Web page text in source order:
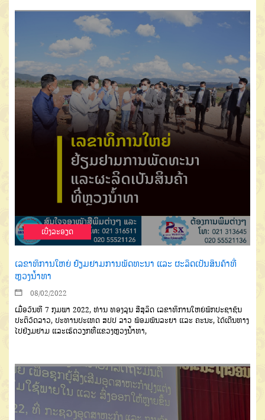
ເບີ່ງລະອຽດ
ເລຂາທິການໃຫຍ່ ຢ້ຽມຢາມການພັດທະນາ ແລະ ຜະລິດເປັນສິນຄ້າທີ່
ຫຼວງນໍ້າທາ
08/02/2022
ເມື່ອວັນທີ 7 ກຸມພາ 2022, ທ່ານ ທອງລຸນ ສີສຸລິດ ເລຂາທິການໃຫຍ່ພັກປະຊາຊົນ
ປະຕິວັດລາວ, ປະທານປະເທດ ສປປ ລາວ ພ້ອມພັນລະຍາ ແລະ ຄະນະ, ໄດ້ເດີນທາງ
ໄປຢ້ຽມຢາມ ແລະເຮັດວຽກທີ່ແຂວງຫວງນໍ້າທາ,